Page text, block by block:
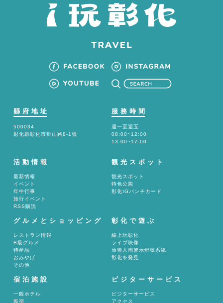
縣府地址
500034
彰化縣彰化市卦山路8-1號
服務時間
週一至週五
08:00~12:00
13:00~17:00
活動情報
最新情報
イベント
年中行事
旅行イベント
RSS購読
観光スポット
観光スポット
特色公園
彰化IGパンチカード
グルメとショッピング
レストラン情報
B級グルメ
特産品
おみやげ
その他
彰化で遊ぶ
線上玩彰化
ライブ映像
旅遊人潮警示燈號系統
彰化を発見
宿泊施設
一般ホテル
民宿
ビジターサービス
ビジターサービス
アクセス